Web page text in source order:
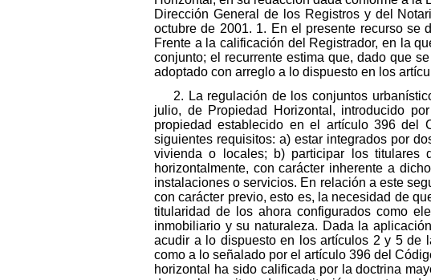
Dirección General de los Registros y del
octubre de 2001. 1. En el presente recurso se
Frente a la calificación del Registrador, en la
conjunto; el recurrente estima que, dado que
adoptado con arreglo a lo dispuesto en los
2. La regulación de los conjuntos
julio, de Propiedad Horizontal, introducido
propiedad establecido en el artículo 396 del
siguientes requisitos: a) estar integrados por
vivienda o locales; b) participar los
horizontalmente, con carácter inherente a
instalaciones o servicios. En relación a este
con carácter previo, esto es, la necesidad de
titularidad de los ahora configurados como
inmobiliario y su naturaleza. Dada la
acudir a lo dispuesto en los artículos 2 y 5 de
como a lo señalado por el artículo 396 del
horizontal ha sido calificada por la doctrina